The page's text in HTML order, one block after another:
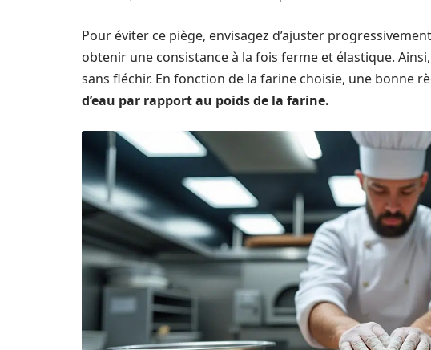
Pour éviter ce piège, envisagez d’ajuster
obtenir une consistance à la fois ferme et élastique.
sans fléchir. En fonction de la farine choisie, une bonne
d’eau par rapport au poids de la farine.